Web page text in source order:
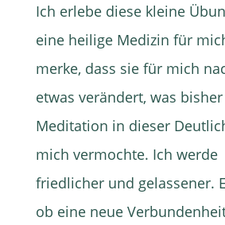
Ich erlebe diese kleine
eine heilige Medizin für
merke, dass sie für mich
etwas verändert, was
Meditation in dieser
mich vermochte. Ich werde
friedlicher und gelassener.
ob eine neue